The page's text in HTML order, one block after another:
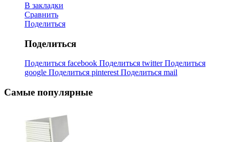
В закладки
Сравнить
Поделиться
Поделиться
Поделиться facebook Поделиться twitterПоделиться
google Поделиться pinterest Поделиться mail
Самые популярные